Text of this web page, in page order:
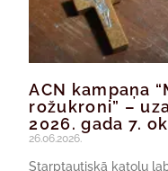
ACN kampaņa
rožukroni” –
2026. gada 7.
26.06.2026.
Starptautiskā katoļu